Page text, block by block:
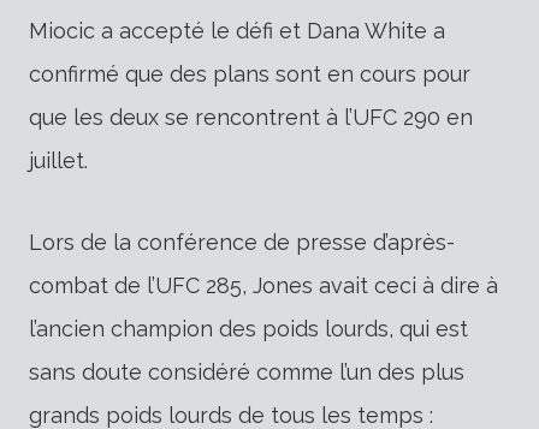
Miocic a accepté le défi et Dana White a
confirmé que des plans sont en cours pour
que les deux se rencontrent à l’UFC 290 en
juillet.
Lors de la conférence de presse d’après-
combat de l’UFC 285, Jones avait ceci à dire à
l’ancien champion des poids lourds, qui est
sans doute considéré comme l’un des plus
grands poids lourds de tous les temps :